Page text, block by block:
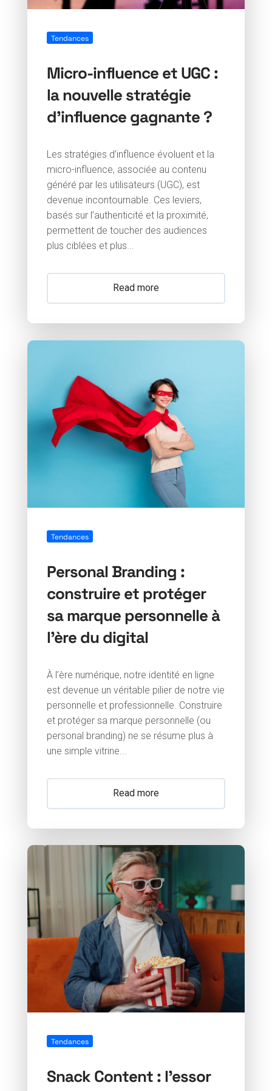
Tendances
Micro-influence et UGC :
la nouvelle stratégie
d’influence gagnante ?
Les stratégies d’influence évoluent et la
micro-influence, associée au contenu
généré par les utilisateurs (UGC), est
devenue incontournable. Ces leviers,
basés sur l’authenticité et la proximité,
permettent de toucher des audiences
plus ciblées et plus...
Read more
Tendances
Personal Branding :
construire et protéger
sa marque personnelle à
l’ère du digital
À l’ère numérique, notre identité en ligne
est devenue un véritable pilier de notre vie
personnelle et professionnelle. Construire
et protéger sa marque personnelle (ou
personal branding) ne se résume plus à
une simple vitrine...
Read more
Tendances
Snack Content : l’essor